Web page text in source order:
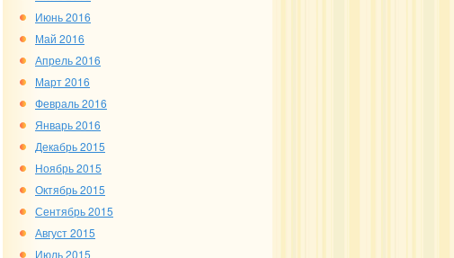
Июнь 2016
Май 2016
Апрель 2016
Март 2016
Февраль 2016
Январь 2016
Декабрь 2015
Ноябрь 2015
Октябрь 2015
Сентябрь 2015
Август 2015
Июль 2015